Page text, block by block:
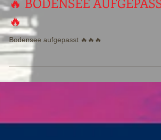
🔥 BODENSEE AUFGEPASST
🔥
Bodensee aufgepasst 🔥🔥🔥